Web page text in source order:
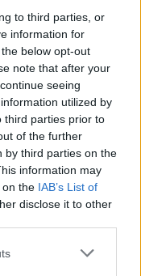
to third parties, or
information for
below opt-out
note that after your
seeing
utilized by
third parties prior to
of the further
by third parties on the
information may
on the IAB’s List of
disclose it to other
or more Google
ο πατέρας
το μουστάκι